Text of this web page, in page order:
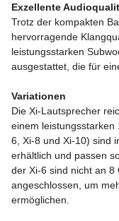
Exzellente
Trotz der kompakten
hervorragende
leistungsstarken
ausgestattet, die für
Variationen
Die Xi-Lautsprecher
einem leistungsstarken
6, Xi-8 und Xi-10) sind
erhältlich und passen
der Xi-6 sind nicht an 8
angeschlossen, um
ermöglichen.